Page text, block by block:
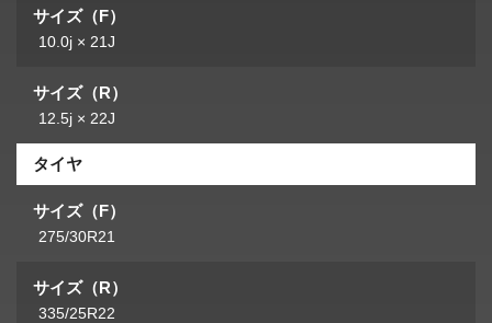
サイズ（F）
10.0j × 21J
サイズ（R）
12.5j × 22J
タイヤ
サイズ（F）
275/30R21
サイズ（R）
335/25R22